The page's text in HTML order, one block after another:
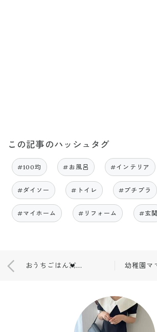
この記事のハッシュタグ
#100均 #お風呂 #インテリア
#ダイソー #トイレ #プチプラ
#マイホーム #リフォーム #玄関
おうちごはん💓ひな祭りパーティー❤